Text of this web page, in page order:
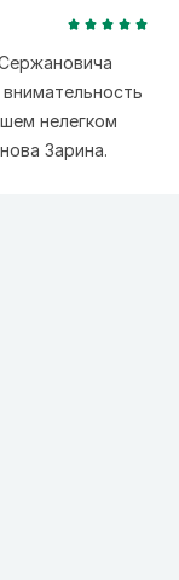
нелегком
Зарина.